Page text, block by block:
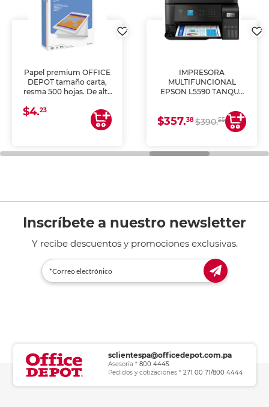
Papel premium OFFICE
DEPOT tamaño carta,
resma 500 hojas. De alta
uniforme, ideal para
impresoras de inyección
de tinta y láser,
general de oficina.
$4.23
IMPRESORA
MULTIFUNCIONAL
EPSON L5590 TANQUE
COPIA Y ESCANEA)
$357.38$390.55
Inscríbete a nuestro newsletter
Y recibe descuentos y promociones exclusivas.
sclientespa@officedepot.com.pa
Asesoría * 800 4445
Pedidos y cotizaciones * 271 00 71/800 4444